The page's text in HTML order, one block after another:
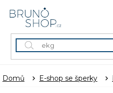
Domů E-shop se šperky